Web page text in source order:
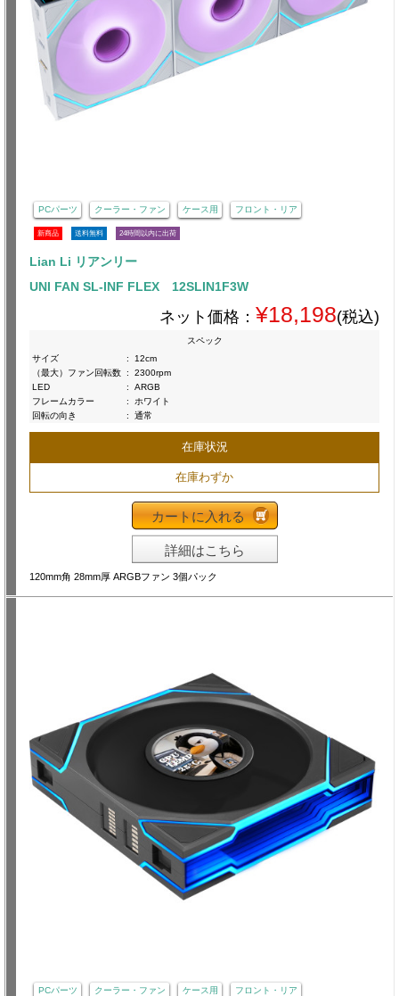
PCパーツ クーラー・ファン ケース用 フロント・リア
新商品 送料無料 24時間以内に出荷
Lian Li リアンリー
UNI FAN SL-INF FLEX 12SLIN1F3W
ネット価格： ¥18,198(税込)
スペック
サイズ
:
12cm
（最大）ファン回転数 :
2300rpm
LED
:
ARGB
フレームカラー
:
ホワイト
回転の向き
: 通常
在庫状況
在庫わずか
カートに入れる
詳細はこちら
120mm角 28mm厚 ARGBファン 3個パック
PCパーツ クーラー・ファン ケース用 フロント・リア